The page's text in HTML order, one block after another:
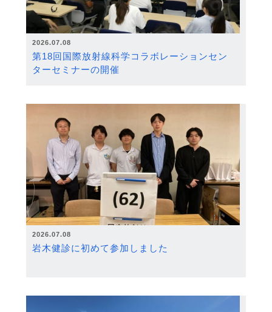
2026.07.08
第18回国際放射線科学コラボレーションセン
ターセミナーの開催
2026.07.08
岩木健診に初めて参加しました